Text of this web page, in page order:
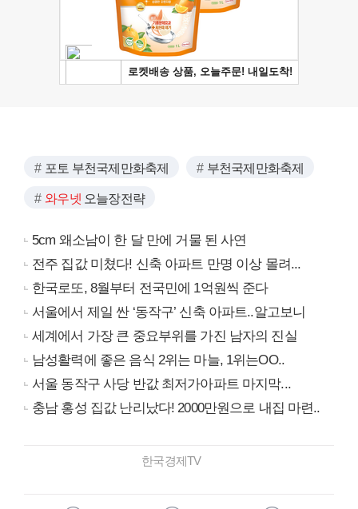
포토 부천국제만화축제 부천국제만화축제
와우넷 오늘장전략
5cm 왜소남이 한 달 만에 거물 된 사연
전주 집값 미쳤다! 신축 아파트 만명 이상 몰려...
한국로또, 8월부터 전국민에 1억원씩 준다
서울에서 제일 싼 ‘동작구’ 신축 아파트..알고보니
세계에서 가장 큰 중요부위를 가진 남자의 진실
남성활력에 좋은 음식 2위는 마늘, 1위는OO..
서울 동작구 사당 반값 최저가아파트 마지막...
충남 홍성 집값 난리났다! 2000만원으로 내집 마련..
한국경제TV